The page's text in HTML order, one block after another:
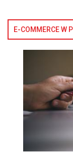
E-COMMERCE W